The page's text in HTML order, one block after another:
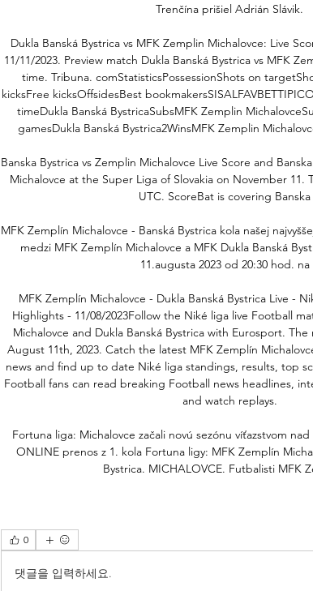
Trenčína prišiel Adrián Slávik.
Dukla Banská Bystrica vs MFK Zemplin Michalovce: Live
11/11/2023. Preview match Dukla Banská Bystrica vs MFK
time. Tribuna. comStatisticsPossessionShots on
kicksFree kicksOffsidesBest
timeDukla Banská BystricaSubsMFK Zemplin
gamesDukla Banská Bystrica2WinsMFK Zemplin
Banska Bystrica vs Zemplin Michalovce Live Score and
Michalovce at the Super Liga of Slovakia on November 11.
UTC. ScoreBat is covering Banska
MFK Zemplín Michalovce - Banská Bystrica kola našej
medzi MFK Zemplín Michalovce a MFK Dukla Banská
11.augusta 2023 od 20:30 hod. na
MFK Zemplín Michalovce - Dukla Banská Bystrica Live -
Highlights - 11/08/2023Follow the Niké liga live Football
Michalovce and Dukla Banská Bystrica with Eurosport.
August 11th, 2023. Catch the latest MFK Zemplín
news and find up to date Niké liga standings, results, top
Football fans can read breaking Football news headlines,
and watch replays.
Fortuna liga: Michalovce začali novú sezónu víťazstvom
ONLINE prenos z 1. kola Fortuna ligy: MFK Zemplín
Bystrica. MICHALOVCE. Futbalisti MFK
0
댓글을 입력하세요.